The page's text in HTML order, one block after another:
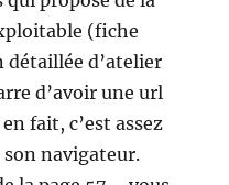
(fiche
d’atelier
d’avoir une url
fait, c’est assez
son navigateur.